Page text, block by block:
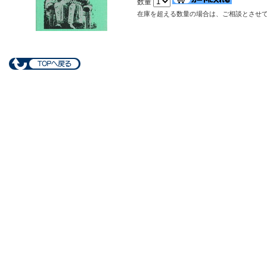
数量
在庫を超える数量の場合は、ご相談とさせ